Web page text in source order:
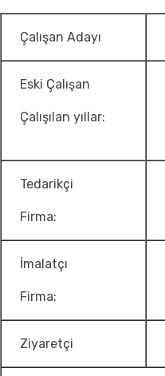
Çalışan Adayı
Eski Çalışan
Çalışılan yıllar:
Tedarikçi
Firma:
İmalatçı
Firma:
Ziyaretçi